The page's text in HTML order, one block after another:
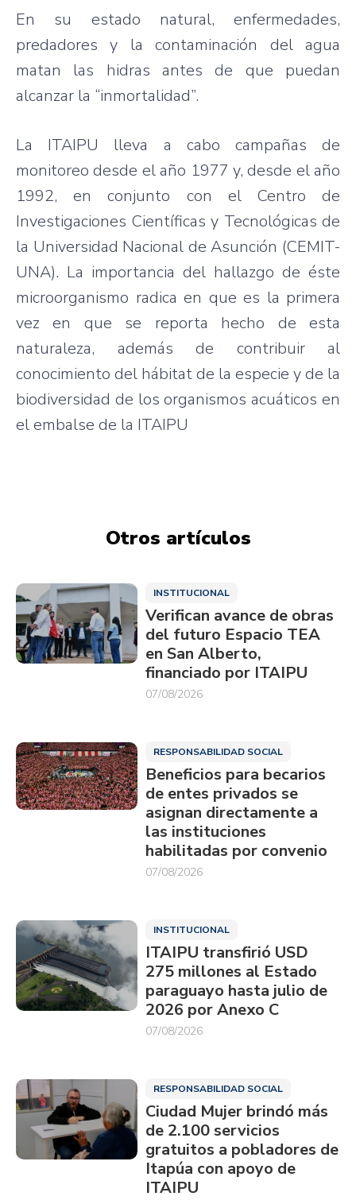
En su estado natural, enfermedades,
predadores y la contaminación del agua
matan las hidras antes de que puedan
alcanzar la “inmortalidad”.
La ITAIPU lleva a cabo campañas de
monitoreo desde el año 1977 y, desde el año
1992, en conjunto con el Centro de
Investigaciones Científicas y Tecnológicas de
la Universidad Nacional de Asunción (CEMIT-
UNA). La importancia del hallazgo de éste
microorganismo radica en que es la primera
vez en que se reporta hecho de esta
naturaleza, además de contribuir al
conocimiento del hábitat de la especie y de la
biodiversidad de los organismos acuáticos en
el embalse de la ITAIPU
Otros artículos
INSTITUCIONAL
Verifican avance de obras
del futuro Espacio TEA
en San Alberto,
financiado por ITAIPU
07/08/2026
RESPONSABILIDAD SOCIAL
Beneficios para becarios
de entes privados se
asignan directamente a
las instituciones
habilitadas por convenio
07/08/2026
INSTITUCIONAL
ITAIPU transfirió USD
275 millones al Estado
paraguayo hasta julio de
2026 por Anexo C
07/08/2026
RESPONSABILIDAD SOCIAL
Ciudad Mujer brindó más
de 2.100 servicios
gratuitos a pobladores de
Itapúa con apoyo de
ITAIPU